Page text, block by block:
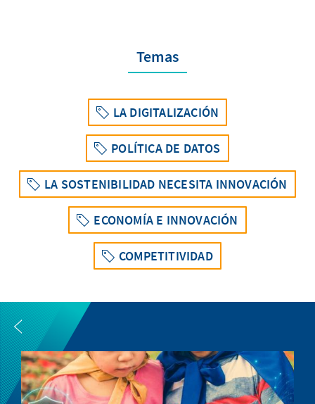
Temas
LA DIGITALIZACIÓN
POLÍTICA DE DATOS
LA SOSTENIBILIDAD NECESITA INNOVACIÓN
ECONOMÍA E INNOVACIÓN
COMPETITIVIDAD